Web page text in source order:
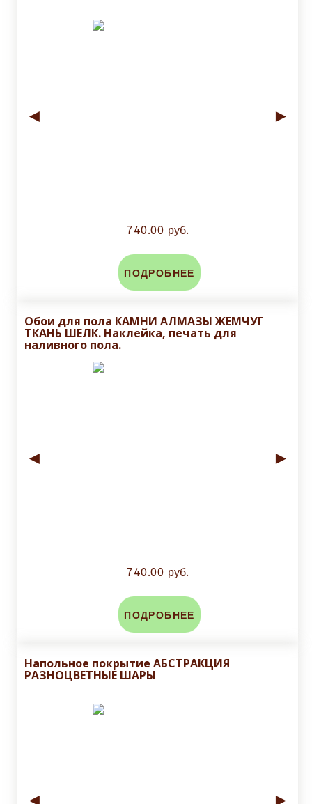
◄ ►
740.00 руб.
ПОДРОБНЕЕ
Обои для пола КАМНИ АЛМАЗЫ ЖЕМЧУГ
ТКАНЬ ШЕЛК. Наклейка, печать для
наливного пола.
◄ ►
740.00 руб.
ПОДРОБНЕЕ
Напольное покрытие АБСТРАКЦИЯ
РАЗНОЦВЕТНЫЕ ШАРЫ